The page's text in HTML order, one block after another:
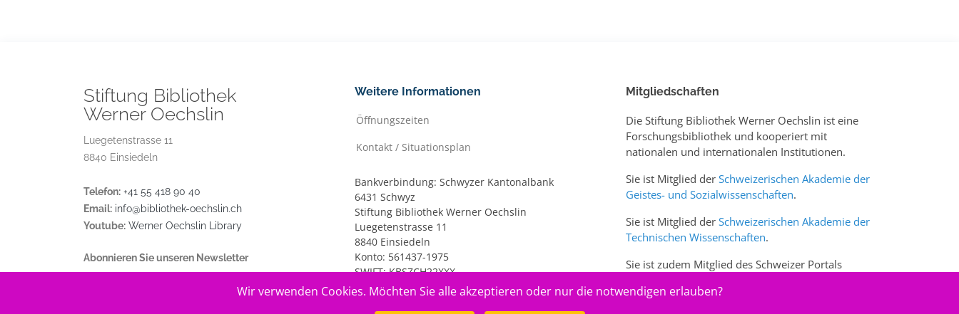
Stiftung Bibliothek
Werner Oechslin
Luegetenstrasse 11
8840 Einsiedeln
Telefon: +41 55 418 90 40
Email: info@bibliothek-oechslin.ch
Youtube: Werner Oechslin Library
Abonnieren Sie unseren Newsletter
Weitere Informationen
Öffnungszeiten
Kontakt / Situationsplan
Bankverbindung: Schwyzer Kantonalbank
6431 Schwyz
Stiftung Bibliothek Werner Oechslin
Luegetenstrasse 11
8840 Einsiedeln
Konto: 561437-1975
SWIFT: KBSZCH22XXX
IBAN: CH20 0077 7005 6143 7197 5
Mitgliedschaften
Die Stiftung Bibliothek Werner Oechslin ist eine
Forschungsbibliothek und kooperiert mit
nationalen und internationalen Institutionen.
Sie ist Mitglied der Schweizerischen Akademie der
Geistes- und Sozialwissenschaften.
Sie ist Mitglied der Schweizerischen Akademie der
Technischen Wissenschaften.
Sie ist zudem Mitglied des Schweizer Portals
Wir verwenden Cookies. Möchten Sie alle akzeptieren oder nur die notwendigen erlauben?